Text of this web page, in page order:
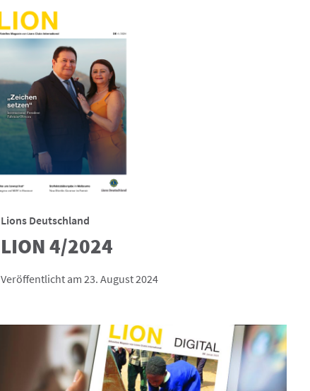
Lions Deutschland
LION 4/2024
Veröffentlicht am 23. August 2024